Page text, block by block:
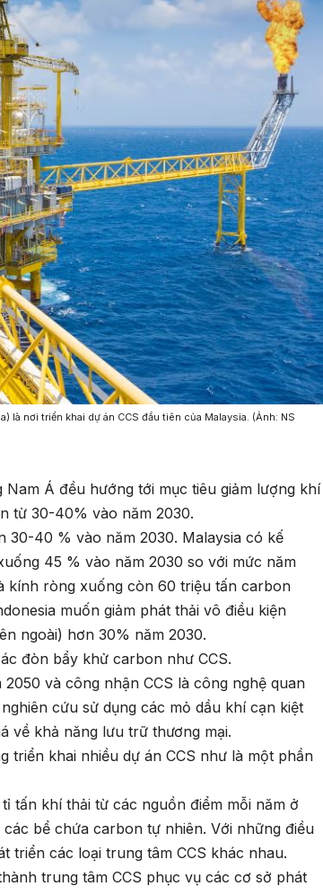
là nơi triển khai dự án CCS đầu tiên của Malaysia. (Ảnh: NS
Á đều hướng tới mục tiêu giảm lượng khí
từ 30-40% vào năm 2030.
30-40 % vào năm 2030. Malaysia có kế
45 % vào năm 2030 so với mức năm
kính ròng xuống còn 60 triệu tấn carbon
muốn giảm phát thải vô điều kiện
ngoài) hơn 30% năm 2030.
đòn bẩy khử carbon như CCS.
và công nhận CCS là công nghệ quan
cứu sử dụng các mỏ dầu khí cạn kiệt
về khả năng lưu trữ thương mại.
triển khai nhiều dự án CCS như là một phần
tấn khí thải từ các nguồn điểm mỗi năm ở
bể chứa carbon tự nhiên. Với những điều
triển các loại trung tâm CCS khác nhau.
trung tâm CCS phục vụ các cơ sở phát